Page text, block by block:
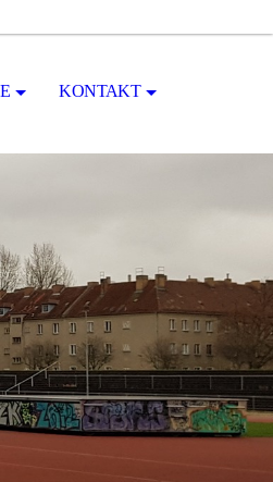
KONTAKT